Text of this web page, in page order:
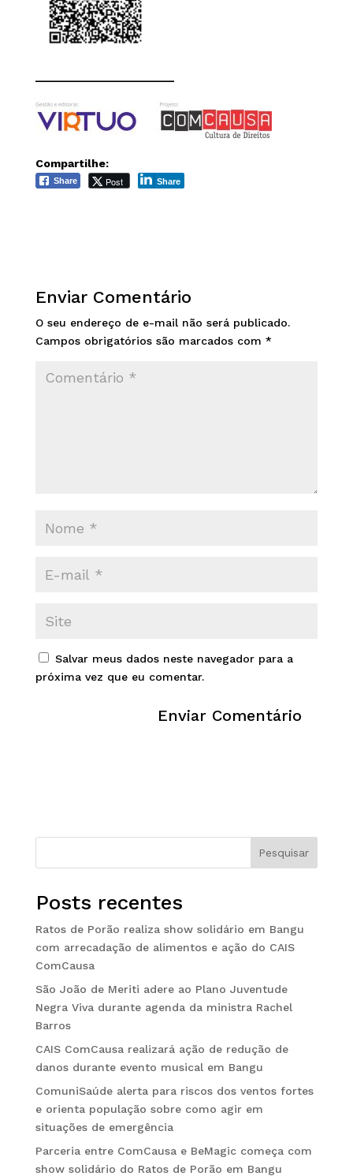
Compartilhe:
Share Post Share
Enviar Comentário
O seu endereço de e-mail não será publicado.
Campos obrigatórios são marcados com *
Salvar meus dados neste navegador para a
próxima vez que eu comentar.
Pesquisar
Posts recentes
Ratos de Porão realiza show solidário em Bangu
com arrecadação de alimentos e ação do CAIS
ComCausa
São João de Meriti adere ao Plano Juventude
Negra Viva durante agenda da ministra Rachel
Barros
CAIS ComCausa realizará ação de redução de
danos durante evento musical em Bangu
ComuniSaúde alerta para riscos dos ventos fortes
e orienta população sobre como agir em
situações de emergência
Parceria entre ComCausa e BeMagic começa com
show solidário do Ratos de Porão em Bangu